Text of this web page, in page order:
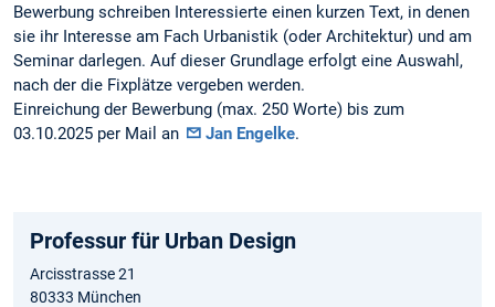
Bewerbung schreiben Interessierte einen kurzen Text, in denen
sie ihr Interesse am Fach Urbanistik (oder Architektur) und am
Seminar darlegen. Auf dieser Grundlage erfolgt eine Auswahl,
nach der die Fixplätze vergeben werden.
Einreichung der Bewerbung (max. 250 Worte) bis zum
03.10.2025 per Mail an
Jan Engelke.
Professur für Urban Design
Arcisstrasse 21
80333 München